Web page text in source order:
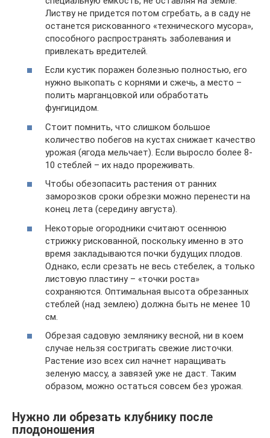
Листву не придется потом сгребать, а в саду не
останется рискованного «технического мусора»,
способного распространять заболевания и
привлекать вредителей.
Если кустик поражен болезнью полностью, его
нужно выкопать с корнями и сжечь, а место –
полить марганцовкой или обработать
фунгицидом.
Стоит помнить, что слишком большое
количество побегов на кустах снижает качество
урожая (ягода мельчает). Если выросло более 8-
10 стеблей – их надо прореживать.
Чтобы обезопасить растения от ранних
заморозков сроки обрезки можно перенести на
конец лета (середину августа).
Некоторые огородники считают осеннюю
стрижку рискованной, поскольку именно в это
время закладываются почки будущих плодов.
Однако, если срезать не весь стебелек, а только
листовую пластину – «точки роста»
сохраняются. Оптимальная высота обрезанных
стеблей (над землею) должна быть не менее 10
см.
Обрезая садовую землянику весной, ни в коем
случае нельзя состригать свежие листочки.
Растение изо всех сил начнет наращивать
зеленую массу, а завязей уже не даст. Таким
образом, можно остаться совсем без урожая.
Нужно ли обрезать клубнику после
плодоношения